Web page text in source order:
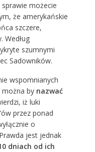
możecie
że amerykańskie
szczere,
Według
szumnymi
Sadowników.
wspomnianych
by nazwać
iż luki
przez ponad
o
jest jednak
dniach od ich